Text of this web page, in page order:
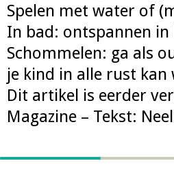
Spelen met water of
In bad: ontspannen
Schommelen: ga als
je kind in alle rust kan
Dit artikel is eerder
Magazine – Tekst: